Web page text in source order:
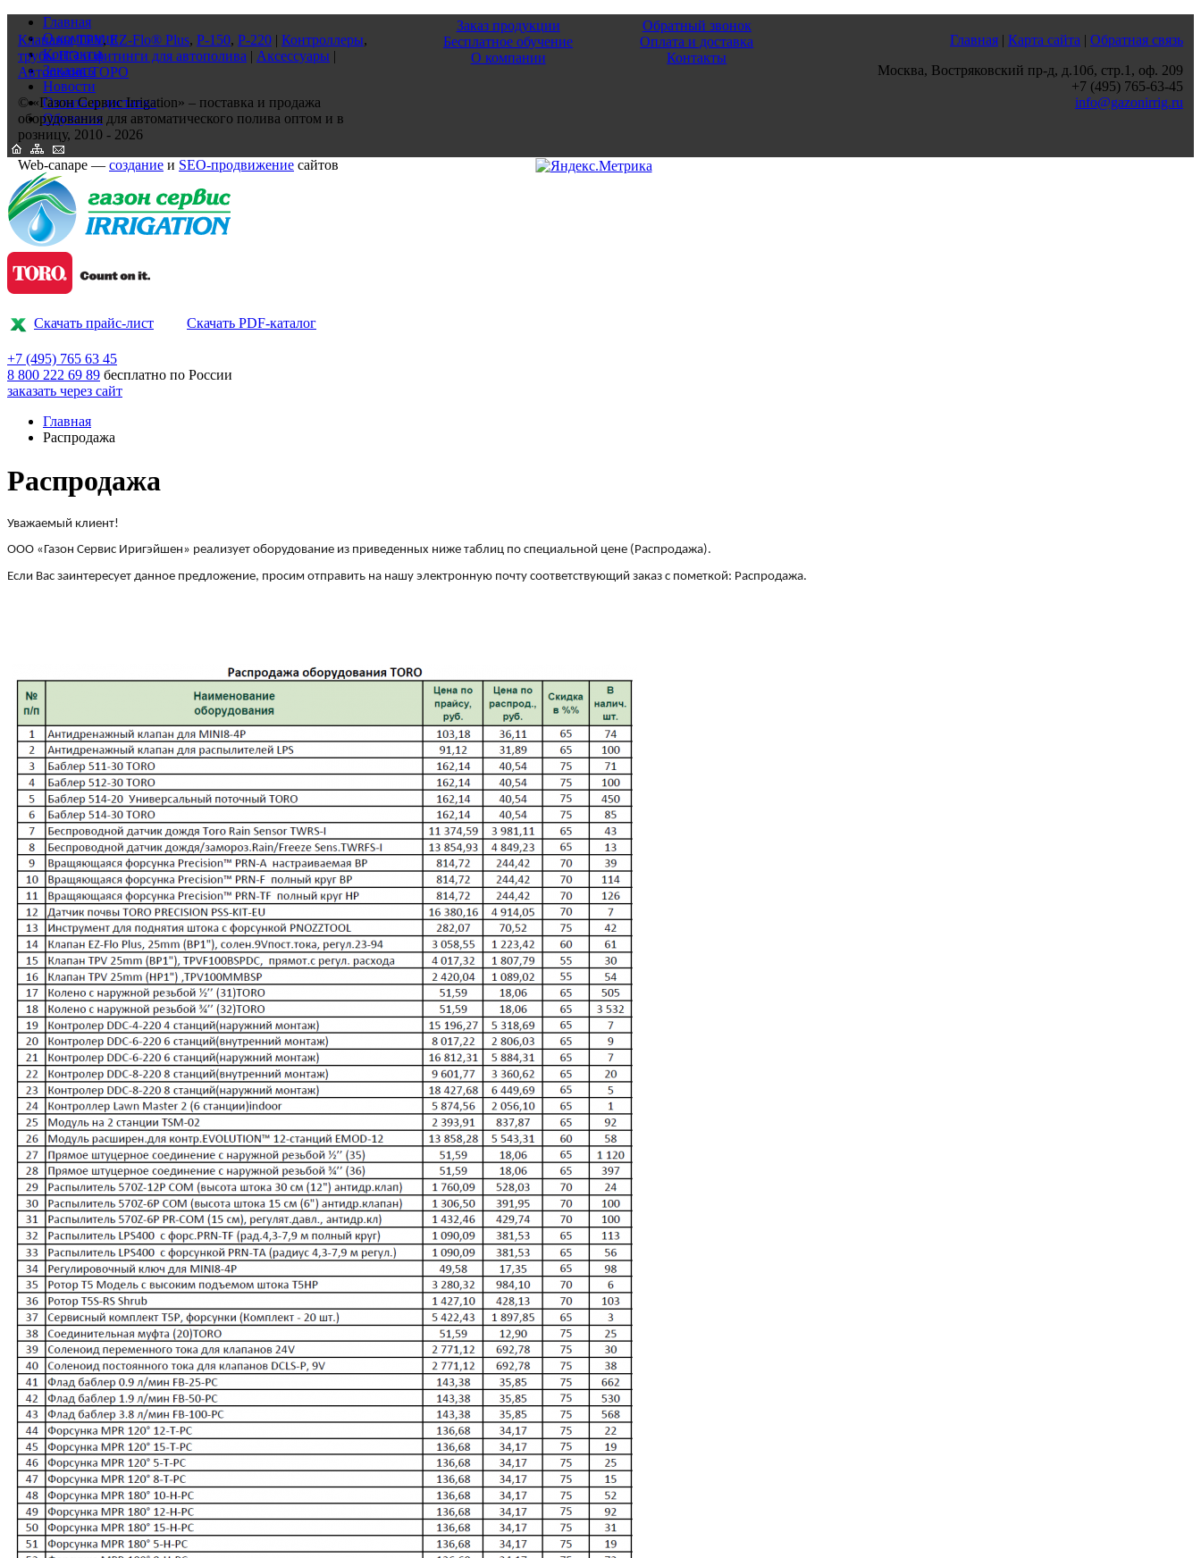
Главная
О компании
Контакты
Заказать
Новости
Оплата и доставка
Обучение
Скачать прайс-лист Скачать PDF-каталог
+7 (495) 765 63 45
8 800 222 69 89 бесплатно по России
заказать через сайт
Главная
Распродажа
Распродажа
Уважаемый клиент!
ООО «Газон Сервис Иригэйшен» реализует оборудование из приведенных ниже таблиц по специальной цене (Распродажа).
Если Вас заинтересует данное предложение, просим отправить на нашу электронную почту соответствующий заказ с пометкой: Распродажа.
Главная | Карта сайта | Обратная связь
Москва, Востряковский пр-д, д.10б, стр.1, оф. 209
+7 (495) 765-63-45
info@gazonirrig.ru
Клапаны TPV,EZ-Flo® Plus, P-150, P-220 | Контроллеры,
трубы ПЭ и фитинги для автополива | Аксессуары |
Автополив ТОРО
© «Газон Сервис Irrigation» – поставка и продажа
оборудования для автоматического полива оптом и в
розницу, 2010 - 2026
Web-canape — создание и SEO-продвижение сайтов
Заказ продукции
Бесплатное обучение
О компании
Обратный звонок
Оплата и доставка
Контакты